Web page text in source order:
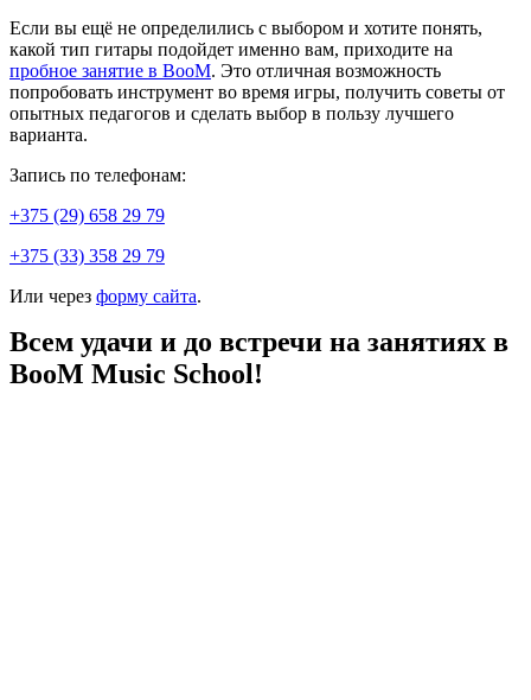
Если вы ещё не определились с выбором и хотите понять,
какой тип гитары подойдет именно вам, приходите на
пробное занятие в BooM. Это отличная возможность
попробовать инструмент во время игры, получить советы от
опытных педагогов и сделать выбор в пользу лучшего
варианта.
Запись по телефонам:
+375 (29) 658 29 79
+375 (33) 358 29 79
Или через форму сайта.
Всем удачи и до встречи на занятиях в
BooM Music School!